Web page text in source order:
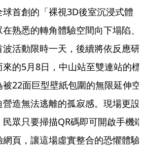
首創的「裸視3D後室沉浸式體
熟悉的轉角體驗空間向下塌陷、
活動限時一天，後續將依反應研
的5月8日，中山站至雙連站的標
22面巨型壁紙包圍的無限延伸空
造無法逃離的孤寂感。現場更設
眾只要掃描QR碼即可開啟手機端
頁，讓這場虛實整合的恐懼體驗